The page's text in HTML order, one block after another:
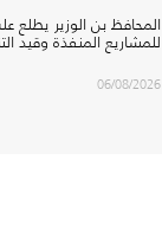
المحافظ بن الوزير يطلع
للمشاريع المنفذة وقيد
06/08/2026